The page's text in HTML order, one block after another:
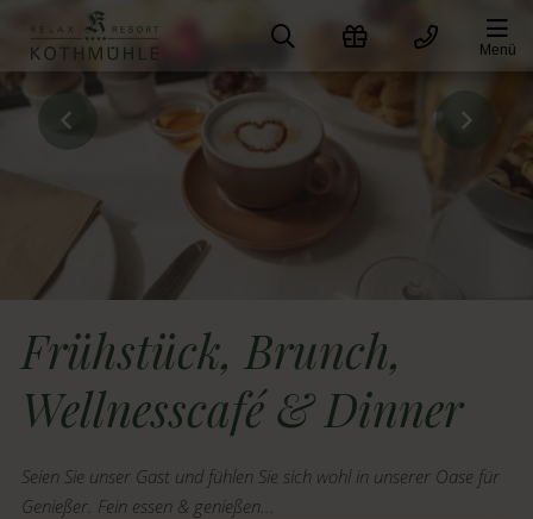
Inhalt
springen
Menü
Frühstück, Brunch,
Wellnesscafé & Dinner
Seien Sie unser Gast und fühlen Sie sich wohl in unserer Oase für
Genießer. Fein essen & genießen...